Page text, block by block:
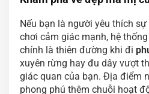
Nếu bạn là người yêu thích
chơi cảm giác mạnh, hệ
chính là thiên đường khi đi
xuyên rừng hay đu dây vượt
giác quan của bạn. Địa điểm
phong phú thêm chuỗi hoạt